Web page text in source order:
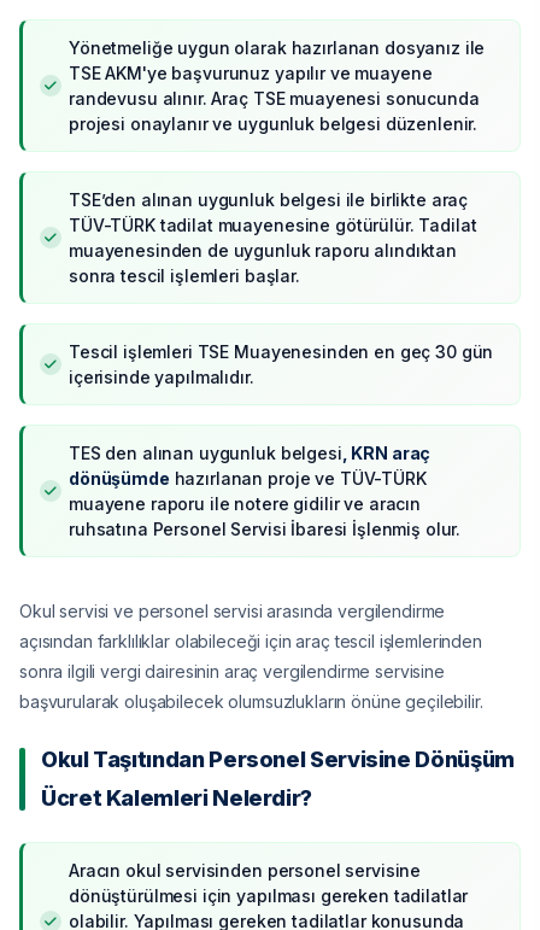
Yönetmeliğe uygun olarak hazırlanan dosyanız ile
TSE AKM'ye başvurunuz yapılır ve muayene
randevusu alınır. Araç TSE muayenesi sonucunda
projesi onaylanır ve uygunluk belgesi düzenlenir.
TSE’den alınan uygunluk belgesi ile birlikte araç
TÜV-TÜRK tadilat muayenesine götürülür. Tadilat
muayenesinden de uygunluk raporu alındıktan
sonra tescil işlemleri başlar.
Tescil işlemleri TSE Muayenesinden en geç 30 gün
içerisinde yapılmalıdır.
TES den alınan uygunluk belgesi , KRN araç
dönüşümde hazırlanan proje ve TÜV-TÜRK
muayene raporu ile notere gidilir ve aracın
ruhsatına Personel Servisi İbaresi İşlenmiş olur.
Okul servisi ve personel servisi arasında vergilendirme
açısından farklılıklar olabileceği için araç tescil işlemlerinden
sonra ilgili vergi dairesinin araç vergilendirme servisine
başvurularak oluşabilecek olumsuzlukların önüne geçilebilir.
Okul Taşıtından Personel Servisine Dönüşüm
Ücret Kalemleri Nelerdir?
Aracın okul servisinden personel servisine
dönüştürülmesi için yapılması gereken tadilatlar
olabilir. Yapılması gereken tadilatlar konusunda